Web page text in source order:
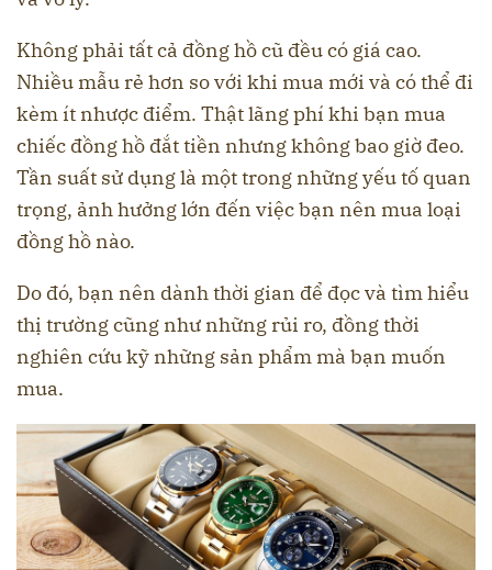
Không phải tất cả đồng hồ cũ đều có giá cao.
Nhiều mẫu rẻ hơn so với khi mua mới và có thể đi
kèm ít nhược điểm. Thật lãng phí khi bạn mua
chiếc đồng hồ đắt tiền nhưng không bao giờ đeo.
Tần suất sử dụng là một trong những yếu tố quan
trọng, ảnh hưởng lớn đến việc bạn nên mua loại
đồng hồ nào.
Do đó, bạn nên dành thời gian để đọc và tìm hiểu
thị trường cũng như những rủi ro, đồng thời
nghiên cứu kỹ những sản phẩm mà bạn muốn
mua.